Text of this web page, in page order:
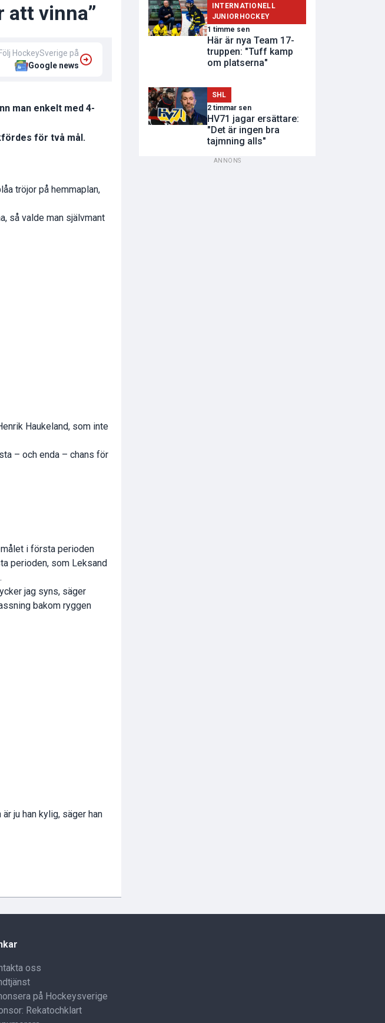
att vinna”
Följ HockeySverige på
Google news
man enkelt med 4-
för två mål.
tröjor på hemmaplan,
så valde man självmant
Haukeland, som inte
– och enda – chans för
i första perioden
perioden, som Leksand
jag syns, säger
bakom ryggen
ju han kylig, säger han
INTERNATIONELL
JUNIORHOCKEY
1 timme sen
Här är nya Team 17-
truppen: "Tuff kamp
om platserna"
SHL
2 timmar sen
HV71 jagar ersättare:
"Det är ingen bra
tajmning alls"
ANNONS
oss
på Hockeysverige
Rekatochklart